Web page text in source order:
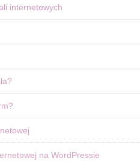
internetowych
na WordPressie